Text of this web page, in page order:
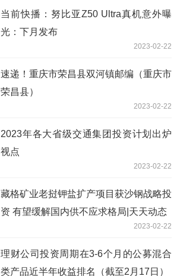
当前快播：努比亚Z50 Ultra真机意外曝
光：下月发布
2023-02-22
速递！重庆市荣昌县双河镇邮编（重庆市
荣昌县）
2023-02-22
2023年各大省级交通集团投资计划出炉
视点
2023-02-22
藏格矿业老挝钾盐扩产项目获沙钢战略投
资 有望缓解国内供不应求格局|天天动态
2023-02-22
理财公司投资周期在3-6个月的公募混合
类产品近半年收益排名（截至2月17日）